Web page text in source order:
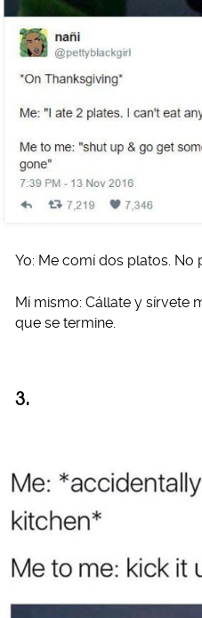
Yo: Me comí dos platos. No
Mí mismo: Cállate y sírvete
que se termine.
3.